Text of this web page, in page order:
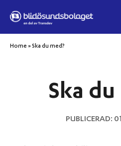
Musik och
Home »Ska du med?
Ska
PUBLICERAD: